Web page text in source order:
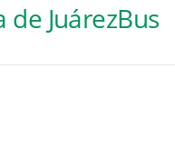
JuárezBus